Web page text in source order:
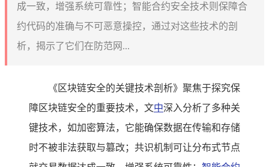
成一致，增强系统可靠性；智能合约安全技术则保障合
约代码的准确与不可恶意操控，通过对这些技术的剖
析，揭示了它们在防范网...
《区块链安全的关键技术剖析》聚焦于探究保
障区块链安全的重要技术，文中深入分析了多种关
键技术，如加密算法，它能确保数据在传输和存储
时不被非法获取与篡改；共识机制可让分布式节点